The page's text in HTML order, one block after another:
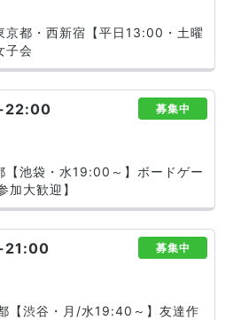
都・西新宿【平日13:00・土曜
子会
22:00 募集中
池袋・水19:00～】ボードゲー
加大歓迎】
21:00 募集中
【渋谷・月/水19:40～】友達作